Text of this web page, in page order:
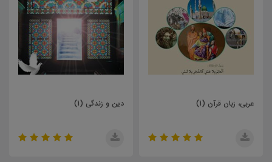
دین و زندگی (1)